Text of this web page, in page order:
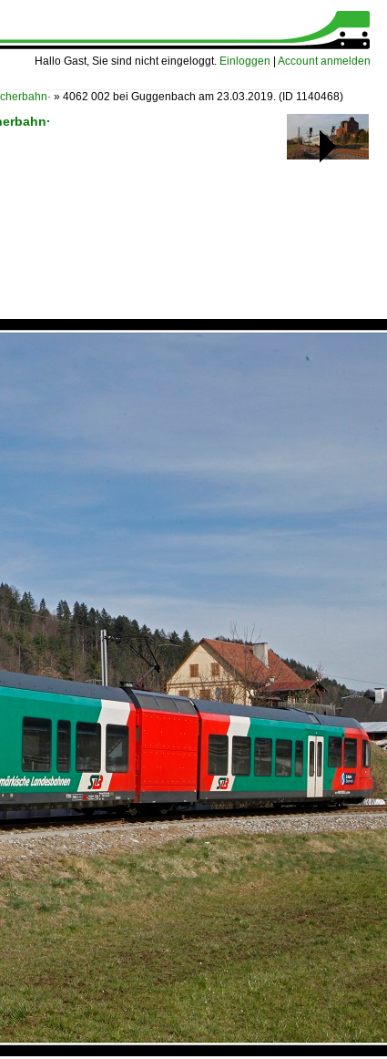
Hallo Gast, Sie sind nicht eingeloggt. Einloggen Account anmelden
» 4062 002 bei Guggenbach am 23.03.2019. (ID 1140468)